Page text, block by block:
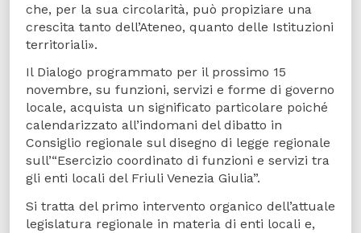
che, per la sua circolarità, può propiziare una
crescita tanto dell’Ateneo, quanto delle Istituzioni
territoriali».
Il Dialogo programmato per il prossimo 15
novembre, su funzioni, servizi e forme di governo
locale, acquista un significato particolare poiché
calendarizzato all’indomani del dibatto in
Consiglio regionale sul disegno di legge regionale
sull’“Esercizio coordinato di funzioni e servizi tra
gli enti locali del Friuli Venezia Giulia”.
Si tratta del primo intervento organico dell’attuale
legislatura regionale in materia di enti locali e,